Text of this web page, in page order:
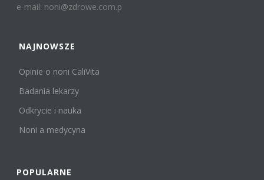
e-mail: noni@zdrowe.com.p
NAJNOWSZE
Opinie o noni CaliVita
Badania lekarzy
Odkrycie i nauka
Noni a medycyna
POPULARNE